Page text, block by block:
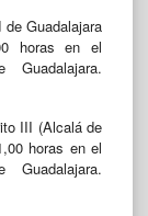
Guadalajara
horas en el
III (Alcalá de
horas en el